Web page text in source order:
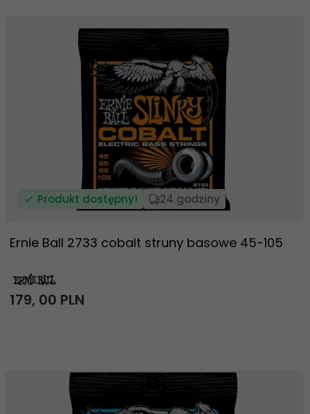
Produkt dostępny! 24 godziny
Ernie Ball 2733 cobalt struny basowe 45-105
179, 00 PLN